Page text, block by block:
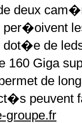
deux
de
160 Giga
de
peuvent
groupe.fr